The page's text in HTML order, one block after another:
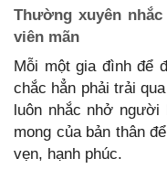
Thường xuyên
viên mãn
Mỗi một gia đình để
chắc hẳn phải trải
luôn nhắc nhở
mong của bản thân
vẹn, hạnh phúc.